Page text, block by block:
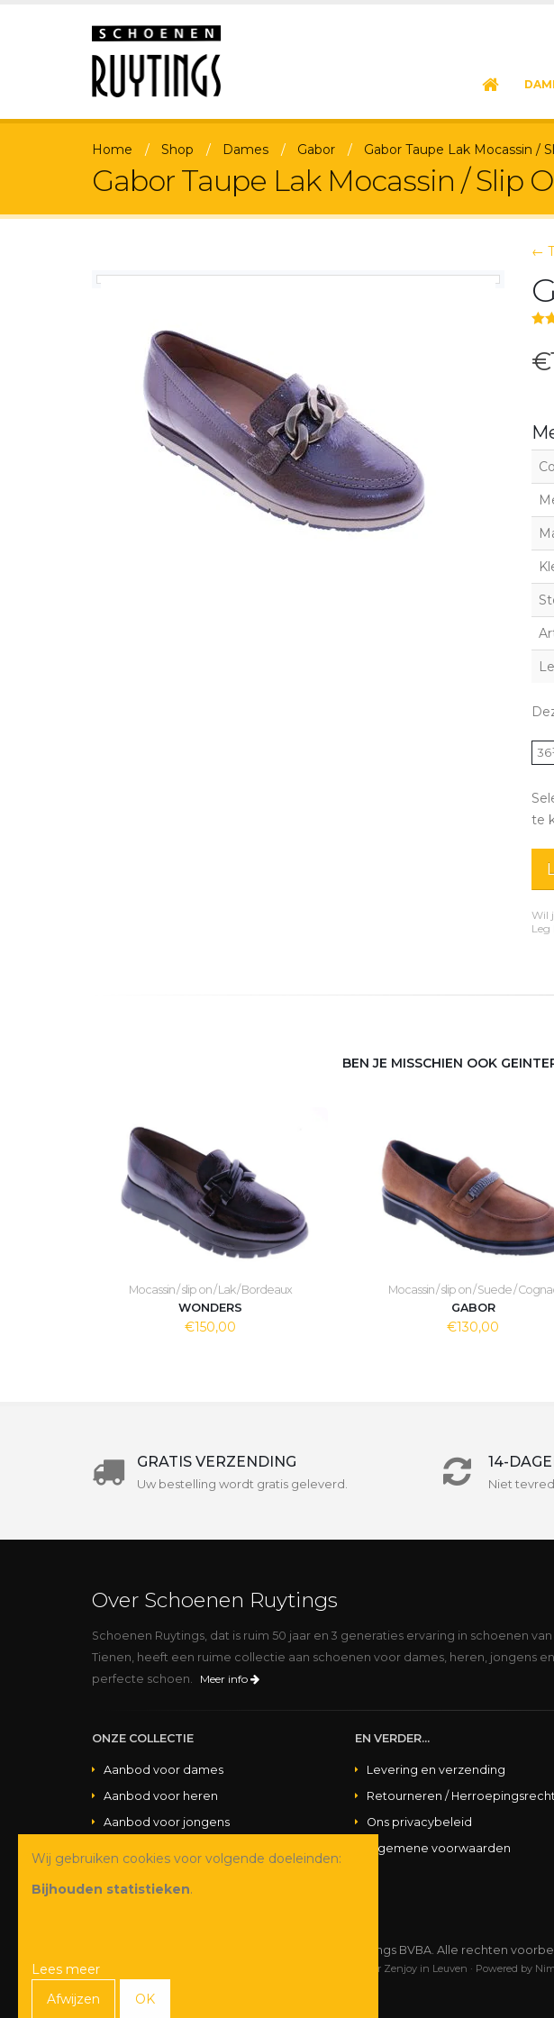
Home Shop Dames Gabor Gabor Taupe Lak Mocassin /
Gabor Taupe Lak Mocassin / Slip
←
te
Wil
Leg
BEN JE MISSCHIEN OOK
Mocassin / slip on / Lak / Bordeaux
WONDERS
€150,00
Mocassin / slip on / Suede /
GABOR
€130,00
GRATIS VERZENDING
Uw bestelling wordt gratis geleverd.
14-
Niet
Over Schoenen Ruytings
Schoenen Ruytings, dat is ruim 50 jaar en 3 generaties ervaring in schoenen
Tienen, heeft een ruime collectie aan schoenen voor dames, heren, jongens
perfecte schoen.
Meer info
ONZE COLLECTIE
Aanbod voor dames
Aanbod voor heren
Aanbod voor jongens
EN VERDER...
Levering en verzending
Retourneren /
Ons privacybeleid
Algemene voorwaarden
© Copyright 2026 Schoenen Ruytings BVBA. Alle rechten
door Zenjoy in Leuven · Powered by
Wij gebruiken cookies voor volgende doeleinden:
Bijhouden statistieken.
Lees meer
Afwijzen
OK